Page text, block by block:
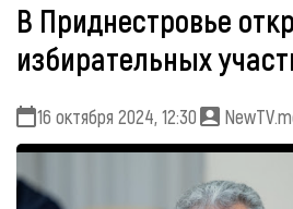
В Приднестровье
избирательных
16 октября 2024, 12:30